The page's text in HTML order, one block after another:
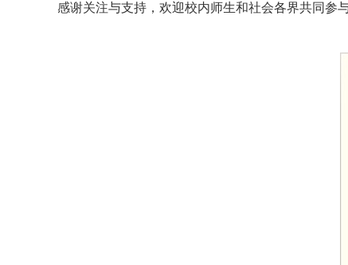
感谢关注与支持，欢迎校内师生和社会各界共同参与